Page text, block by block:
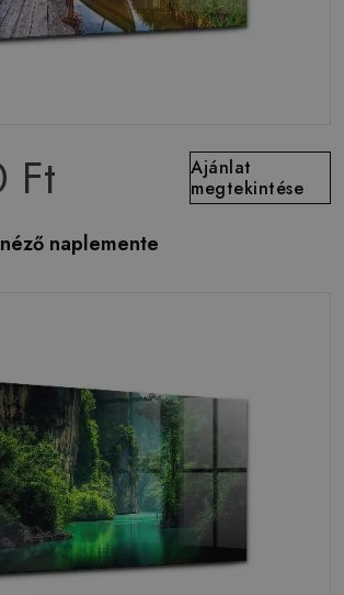
Ft
Ajánlat
megtekintése
naplemente